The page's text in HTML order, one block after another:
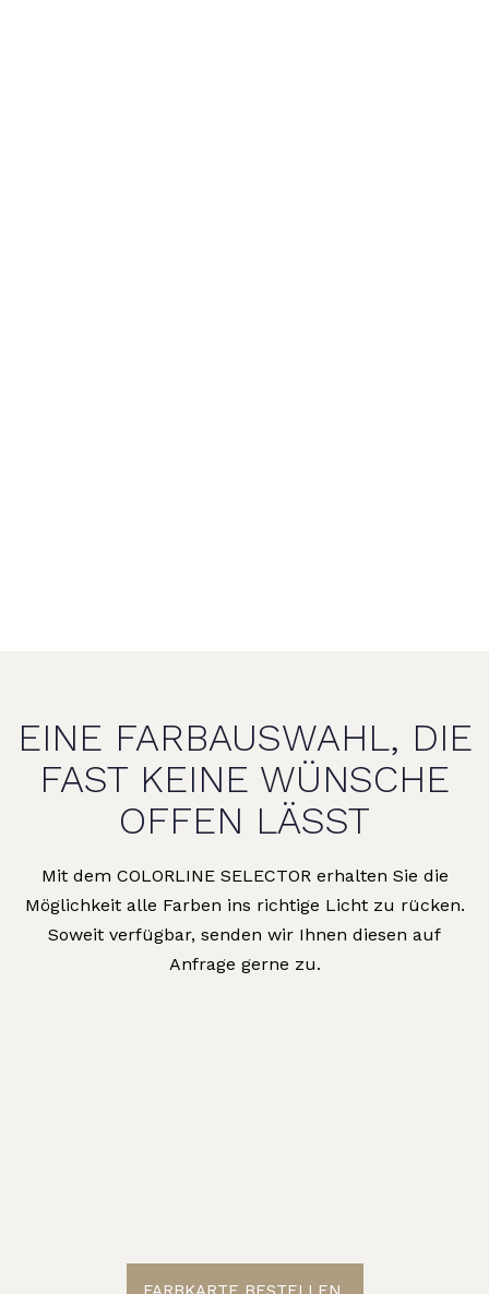
EINE FARBAUSWAHL, DIE
FAST KEINE WÜNSCHE
OFFEN LÄSST
Mit dem COLORLINE SELECTOR erhalten Sie die
Möglichkeit alle Farben ins richtige Licht zu rücken.
Soweit verfügbar, senden wir Ihnen diesen auf
Anfrage gerne zu.